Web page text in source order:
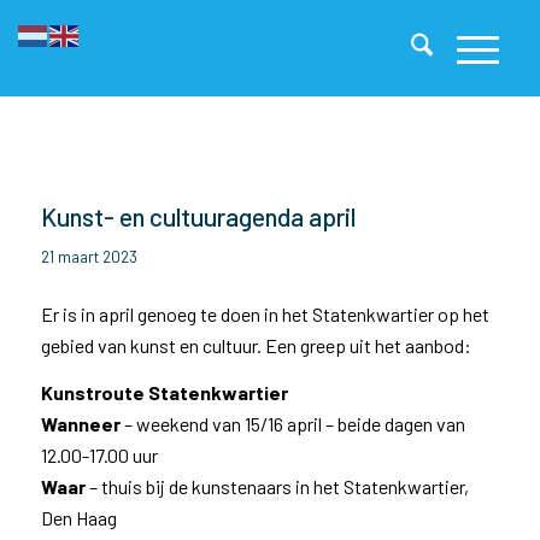
Kunst- en cultuuragenda april
21 maart 2023
Er is in april genoeg te doen in het Statenkwartier op het
gebied van kunst en cultuur. Een greep uit het aanbod:
Kunstroute Statenkwartier
Wanneer– weekend van 15/16 april – beide dagen van
12.00-17.00 uur
Waar– thuis bij de kunstenaars in het Statenkwartier,
Den Haag